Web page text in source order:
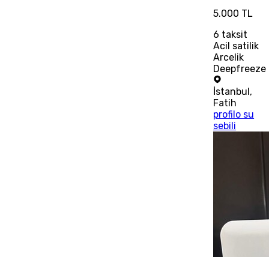
5.000 TL
6 taksit
Acil satilik
Arcelik
Deepfreeze
İstanbul ,
Fatih
profilo su
sebili